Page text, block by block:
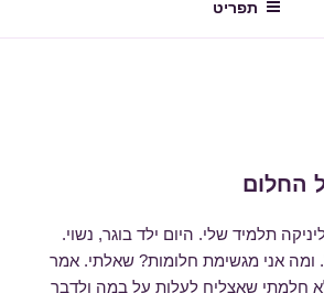
תפריט
החלום
תלמיד שלי. היום ילד בוגר, נשוי.
ומה אני מגשימת חלומות? שאלתי. אמר
"כשהייתי בן 10 לא חלמתי שאצליח לעלות על במה ולדבר